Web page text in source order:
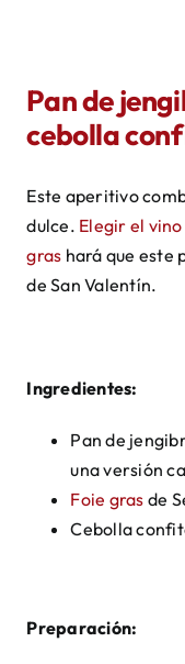
Pan de
cebolla
Este aperitivo
dulce. Elegir el
gras hará que este
de San Valentín.
Ingredientes:
Pan de
una versión
Foie gras de
Cebolla
Preparación: